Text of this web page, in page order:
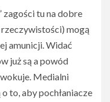
zagości tu na dobre
rzeczywistości) mogą
amunicji. Widać
już są a powód
Medialni
to, aby pochłaniacze